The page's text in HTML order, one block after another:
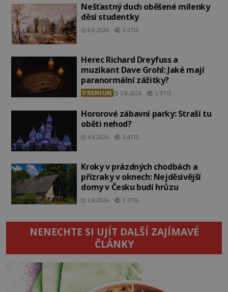
Nešťastný duch oběšené milenky
děsí studentky
8.8.2026 3.2TIS
Herec Richard Dreyfuss a
muzikant Dave Grohl: Jaké mají
paranormální zážitky?
PREMIUM 5.8.2026 2.9TIS
Hororové zábavní parky: Straší tu
oběti nehod?
4.8.2026 3.4TIS
Kroky v prázdných chodbách a
přízraky v oknech: Nejděsivější
domy v Česku budí hrůzu
2.8.2026 3.3TIS
NENECHTE SI UJÍT DALŠÍ ZAJÍMAVÉ
ČLÁNKY